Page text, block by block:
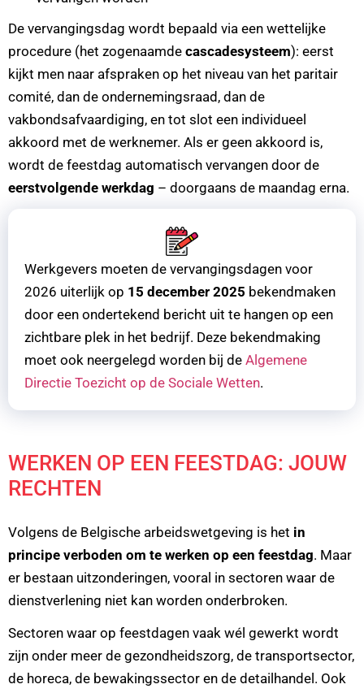
De vervangingsdag wordt bepaald via een wettelijke
procedure (het zogenaamde cascadesysteem): eerst
kijkt men naar afspraken op het niveau van het paritair
comité, dan de ondernemingsraad, dan de
vakbondsafvaardiging, en tot slot een individueel
akkoord met de werknemer. Als er geen akkoord is,
wordt de feestdag automatisch vervangen door de
eerstvolgende werkdag – doorgaans de maandag erna.
Werkgevers moeten de vervangingsdagen voor
2026 uiterlijk op 15 december 2025 bekendmaken
door een ondertekend bericht uit te hangen op een
zichtbare plek in het bedrijf. Deze bekendmaking
moet ook neergelegd worden bij de Algemene
Directie Toezicht op de Sociale Wetten.
WERKEN OP EEN FEESTDAG: JOUW
RECHTEN
Volgens de Belgische arbeidswetgeving is het in
principe verboden om te werken op een feestdag. Maar
er bestaan uitzonderingen, vooral in sectoren waar de
dienstverlening niet kan worden onderbroken.
Sectoren waar op feestdagen vaak wél gewerkt wordt
zijn onder meer de gezondheidszorg, de transportsector,
de horeca, de bewakingssector en de detailhandel. Ook